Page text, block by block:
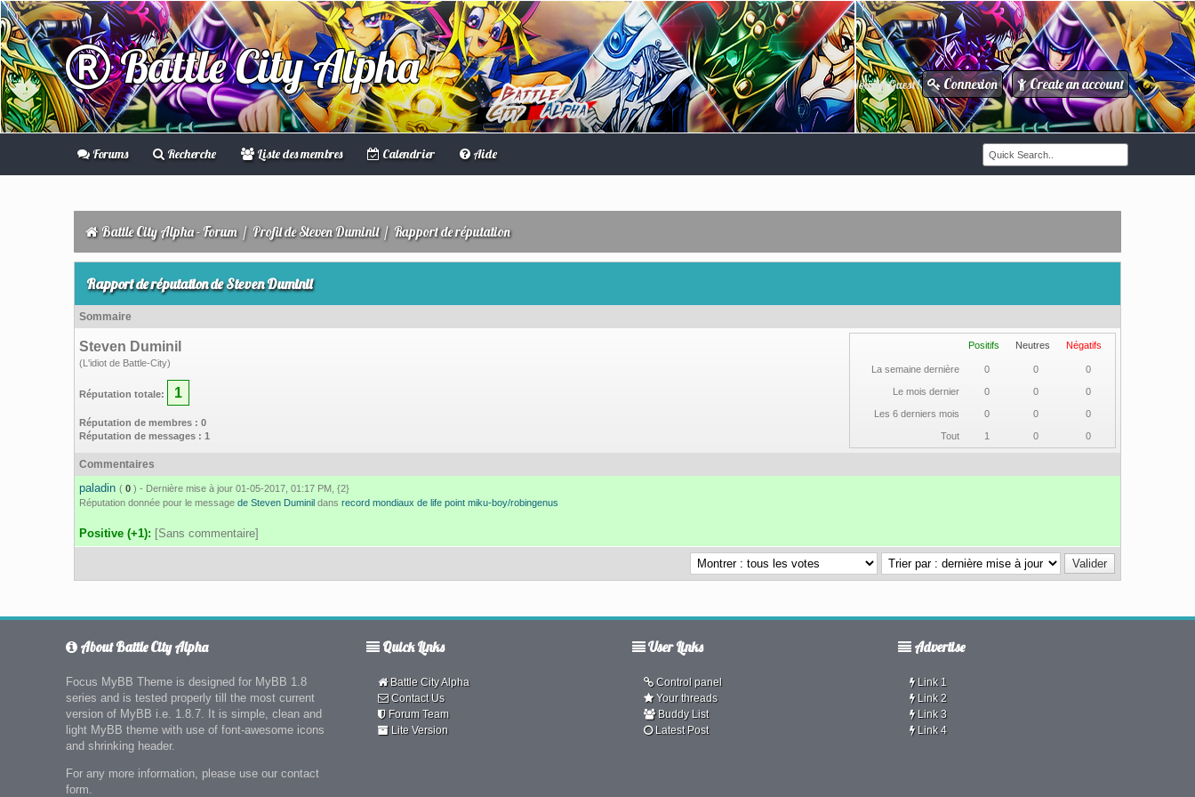
Battle City Alpha Howdy Guest! Connexion / Create an account
Forums Recherche Liste des membres Calendrier Aide
Battle City Alpha - Forum/ Profil de Steven Duminil/ Rapport de réputation
Rapport de réputation de Steven Duminil
Sommaire
Steven Duminil
(L'idiot de Battle-City)
Réputation totale: 1
Réputation de membres : 0
Réputation de messages : 1
Positifs Neutres Négatifs
La semaine dernière 0 0 0
Le mois dernier 0 0 0
Les 6 derniers mois 0 0 0
Tout 1 0 0
Commentaires
paladin ( 0 ) - Dernière mise à jour 01-05-2017, 01:17 PM, {2}
Réputation donnée pour le message de Steven Duminildans record mondiaux de life point miku-boy/robingenus
Positive (+1): [Sans commentaire]
About Battle City Alpha
Focus MyBB Theme is designed for MyBB 1.8
series and is tested properly till the most current
version of MyBB i.e. 1.8.7. It is simple, clean and
light MyBB theme with use of font-awesome icons
and shrinking header.
For any more information, please use our contact
form.
Quick Links
Battle City Alpha
Contact Us
Forum Team
Lite Version
User Links
Control panel
Your threads
Buddy List
Latest Post
Advertise
Link 1
Link 2
Link 3
Link 4